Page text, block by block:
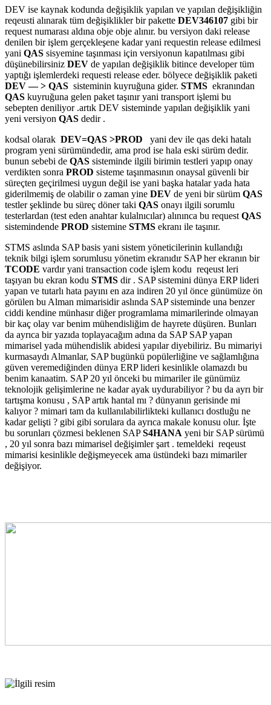
DEV ise kaynak kodunda değişiklik yapılan ve yapılan değişikliğin
reqeusti alınarak tüm değişiklikler bir pakette DEV346107 gibi bir
request numarası aldına obje obje alınır. bu versiyon daki release
denilen bir işlem gerçekleşene kadar yani requestin release edilmesi
yani QAS sisyemine taşınması için versiyonun kapatılması gibi
düşünebilirsiniz DEV de yapılan değişiklik bitince developer tüm
yaptığı işlemlerdeki requesti release eder. bölyece değişiklik paketi
DEV — > QAS sisteminin kuyruğuna gider. STMS ekranından
QAS kuyruğuna gelen paket taşınır yani transport işlemi bu
sebepten deniliyor .artık DEV sisteminde yapılan değişiklik yani
yeni versiyon QAS dedir .
kodsal olarak DEV=QAS >PROD yani dev ile qas deki hatalı
program yeni sürümündedir, ama prod ise hala eski sürüm dedir.
bunun sebebi de QAS sisteminde ilgili birimin testleri yapıp onay
verdikten sonra PROD sisteme taşınmasının onaysal güvenli bir
süreçten geçirilmesi uygun değil ise yani başka hatalar yada hata
giderilmemiş de olabilir o zaman yine DEV de yeni bir sürüm QAS
testler şeklinde bu süreç döner taki QAS onayı ilgili sorumlu
testerlardan (test eden anahtar kulalnıcılar) alınınca bu request QAS
sistemindende PROD sistemine STMS ekranı ile taşınır.
STMS aslında SAP basis yani sistem yöneticilerinin kullandığı
teknik bilgi işlem sorumlusu yönetim ekranıdır SAP her ekranın bir
TCODE vardır yani transaction code işlem kodu reqeust leri
taşıyan bu ekran kodu STMS dir . SAP sistemini dünya ERP lideri
yapan ve tutarlı hata payını en aza indiren 20 yıl önce günümüze ön
görülen bu Alman mimarisidir aslında SAP sisteminde una benzer
ciddi kendine münhasır diğer programlama mimarilerinde olmayan
bir kaç olay var benim mühendisliğim de hayrete düşüren. Bunları
da ayrıca bir yazıda toplayacağım adına da SAP SAP yapan
mimarisel yada mühendislik abidesi yapılar diyebiliriz. Bu mimariyi
kurmasaydı Almanlar, SAP bugünkü popülerliğine ve sağlamlığına
güven veremediğinden dünya ERP lideri kesinlikle olamazdı bu
benim kanaatim. SAP 20 yıl önceki bu mimariler ile günümüz
teknolojik gelişimlerine ne kadar ayak uydurabiliyor ? bu da ayrı bir
tartışma konusu , SAP artık hantal mı ? dünyanın gerisinde mi
kalıyor ? mimari tam da kullanılabilirlikteki kullanıcı dostluğu ne
kadar gelişti ? gibi gibi sorulara da ayrıca makale konusu olur. İşte
bu sorunları çözmesi beklenen SAPS4HANA yeni bir SAP sürümü
, 20 yıl sonra bazı mimarisel değişimler şart . temeldeki reqeust
mimarisi kesinlikle değişmeyecek ama üstündeki bazı mimariler
değişiyor.